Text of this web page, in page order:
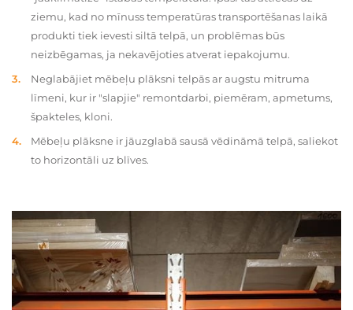
ziemu, kad no mīnuss temperatūras transportēšanas laikā
produkti tiek ievesti siltā telpā, un problēmas būs
neizbēgamas, ja nekavējoties atverat iepakojumu.
Neglabājiet mēbeļu plāksni telpās ar augstu mitruma
līmeni, kur ir "slapjie" remontdarbi, piemēram, apmetums,
špakteles, kloni.
Mēbeļu plāksne ir jāuzglabā sausā vēdināmā telpā, saliekot
to horizontāli uz blīves.